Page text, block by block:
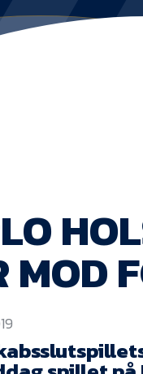
MOD